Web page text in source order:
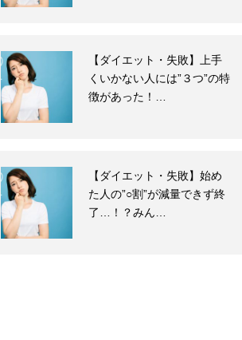
【ダイエット・失敗】上手
くいかない人には”３つ”の特
徴があった！…
【ダイエット・失敗】始め
た人の”○割”が減量できず終
了…！？みん…